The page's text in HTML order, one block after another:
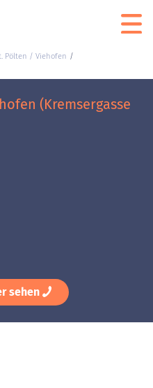
Pölten / Viehofen
(Kremsergasse
sehen